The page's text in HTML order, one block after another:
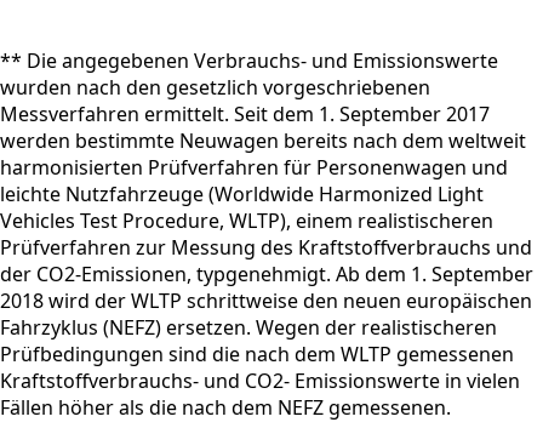
** Die angegebenen Verbrauchs- und Emissionswerte
wurden nach den gesetzlich vorgeschriebenen
Messverfahren ermittelt. Seit dem 1. September 2017
werden bestimmte Neuwagen bereits nach dem weltweit
harmonisierten Prüfverfahren für Personenwagen und
leichte Nutzfahrzeuge (Worldwide Harmonized Light
Vehicles Test Procedure, WLTP), einem realistischeren
Prüfverfahren zur Messung des Kraftstoffverbrauchs und
der CO2-Emissionen, typgenehmigt. Ab dem 1. September
2018 wird der WLTP schrittweise den neuen europäischen
Fahrzyklus (NEFZ) ersetzen. Wegen der realistischeren
Prüfbedingungen sind die nach dem WLTP gemessenen
Kraftstoffverbrauchs- und CO2- Emissionswerte in vielen
Fällen höher als die nach dem NEFZ gemessenen.